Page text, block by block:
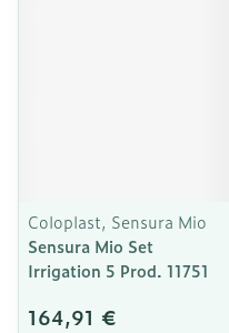
Coloplast, Sensura Mio
Sensura Mio Set
Irrigation 5 Prod. 11751
164,91 €